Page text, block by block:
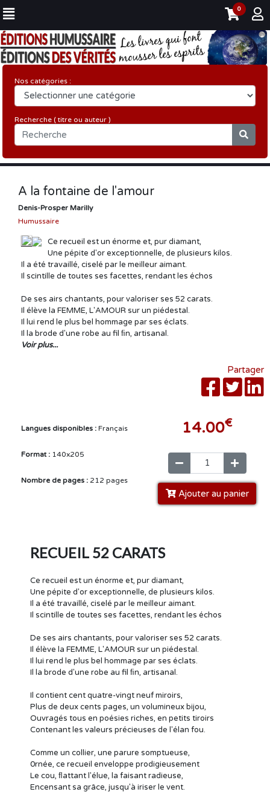
0
Nos catégories :
Recherche ( titre ou auteur )
A la fontaine de l'amour
Denis-Prosper Marilly
Humussaire
Ce recueil est un énorme et, pur diamant,
Une pépite d'or exceptionnelle, de plusieurs kilos.
Il a été travaillé, ciselé par le meilleur aimant.
Il scintille de toutes ses facettes, rendant les échos
De ses airs chantants, pour valoriser ses 52 carats.
Il élève la FEMME, L'AMOUR sur un piédestal.
Il lui rend le plus bel hommage par ses éclats.
Il la brode d'une robe au fil ﬁn, artisanal.
Voir plus...
Partager
Langues disponibles : Français
Format : 140x205
Nombre de pages : 212 pages
14.00€
Ajouter au panier
RECUEIL 52 CARATS
Ce recueil est un énorme et, pur diamant,
Une pépite d'or exceptionnelle, de plusieurs kilos.
Il a été travaillé, ciselé par le meilleur aimant.
Il scintille de toutes ses facettes, rendant les échos
De ses airs chantants, pour valoriser ses 52 carats.
Il élève la FEMME, L'AMOUR sur un piédestal.
Il lui rend le plus bel hommage par ses éclats.
Il la brode d'une robe au fil ﬁn, artisanal.
Il contient cent quatre-vingt neuf miroirs,
Plus de deux cents pages, un volumineux bijou,
Ouvragés tous en poésies riches, en petits tiroirs
Contenant les valeurs précieuses de l'élan fou.
Comme un collier, une parure somptueuse,
0rnée, ce recueil enveloppe prodigieusement
Le cou, ﬂattant l'élue, la faisant radieuse,
Encensant sa grâce, jusqu'à iriser le vent.